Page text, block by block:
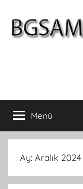
atla
Menü
Ay: Aralık 2024